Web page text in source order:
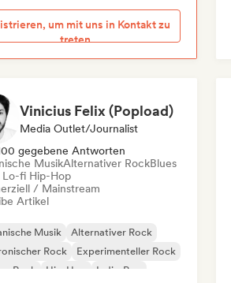
um mit uns in Kontakt zu
treten
Vinicius Felix (Popload)
Media Outlet/Journalist
gegebene Antworten
MusikAlternativer RockBlues
fi Hip-Hop
/ Mainstream
Artikel
Musik
Alternativer Rock
Rock
Experimenteller Rock
Rock
Hip-Hop
Indie-Pop